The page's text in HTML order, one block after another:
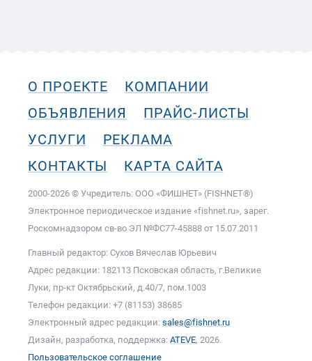
О ПРОЕКТЕ
КОМПАНИИ
ОБЪЯВЛЕНИЯ
ПРАЙС-ЛИСТЫ
УСЛУГИ
РЕКЛАМА
КОНТАКТЫ
КАРТА САЙТА
2000-2026 © Учредитель: ООО «ФИШНЕТ» (FISHNET®)
Электронное периодическое издание «fishnet.ru», зарег.
Роскомнадзором cв-во ЭЛ №ФС77-45888 от 15.07.2011
Главный редактор: Сухов Вячеслав Юрьевич
Адрес редакции: 182113 Псковская область, г.Великие
Луки, пр-кт Октябрьский, д.40/7, пом.1003
Телефон редакции: +7 (81153) 38685
Электронный адрес редакции: sales@fishnet.ru
Дизайн, разработка, поддержка: ATEVE, 2026.
Пользовательское соглашение